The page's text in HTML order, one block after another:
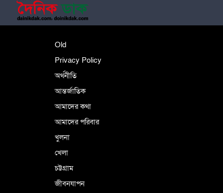
Old
Privacy Policy
অর্থনীতি
আন্তর্জাতিক
আমাদের কথা
আমাদের পরিবার
খুলনা
খেলা
চট্টগ্রাম
জীবনযাপন